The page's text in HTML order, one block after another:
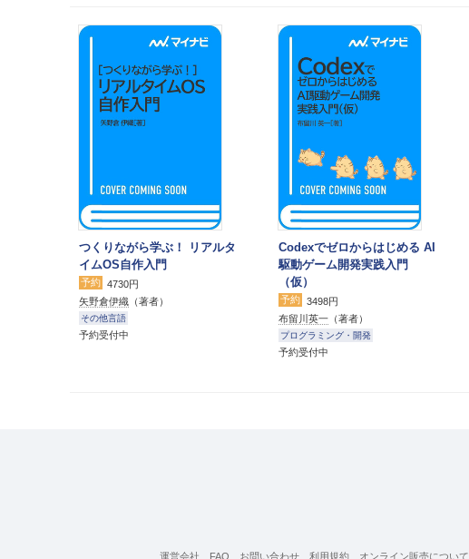
つくりながら学ぶ！ リアルタ
イムOS自作入門
予約 4730円
矢野倉伊織 （著者）
その他言語
予約受付中
Codexでゼロからはじめる AI
駆動ゲーム開発実践入門
（仮）
予約 3498円
布留川英一 （著者）
プログラミング・開発
予約受付中
運営会社 FAQ お問い合わせ 利用規約 オンライン販売について